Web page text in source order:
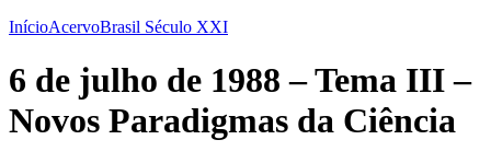
InícioAcervoBrasil Século XXI
6 de julho de 1988 – Tema III –
Novos Paradigmas da Ciência